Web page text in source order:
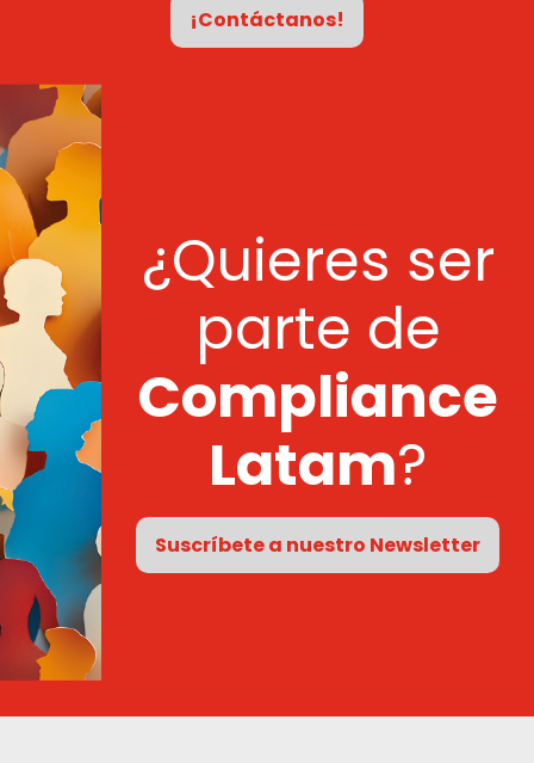
¡Contáctanos!
¿Quieres ser
parte de
Compliance
Latam?
Suscríbete a nuestro Newsletter